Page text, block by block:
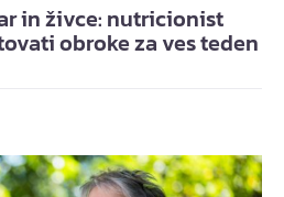
in živce: nutricionist
obroke za ves teden